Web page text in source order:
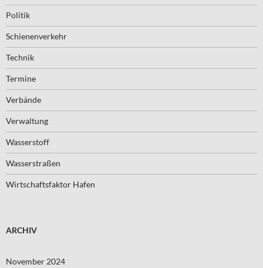
Politik
Schienenverkehr
Technik
Termine
Verbände
Verwaltung
Wasserstoff
Wasserstraßen
Wirtschaftsfaktor Hafen
ARCHIV
November 2024